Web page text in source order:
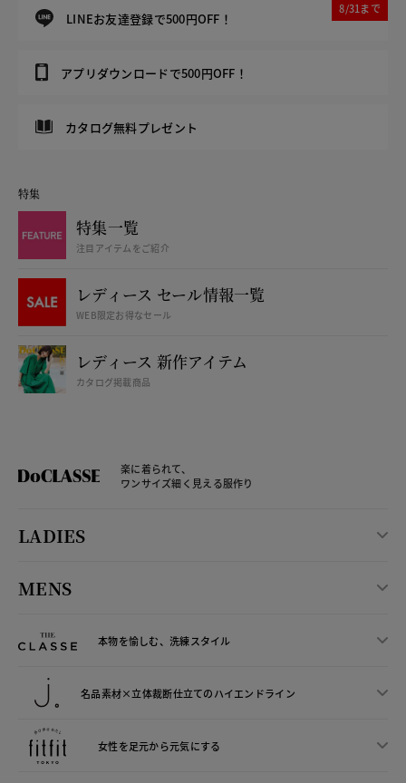
LINEお友達登録で500円OFF！
8/31まで
アプリダウンロードで500円OFF！
カタログ無料プレゼント
特集
特集一覧
注目アイテムをご紹介
レディース セール情報一覧
WEB限定お得なセール
レディース 新作アイテム
カタログ掲載商品
楽に着られて、
ワンサイズ細く見える服作り
LADIES
MENS
本物を愉しむ、洗練スタイル
名品素材×立体裁断仕立てのハイエンドライン
女性を足元から元気にする